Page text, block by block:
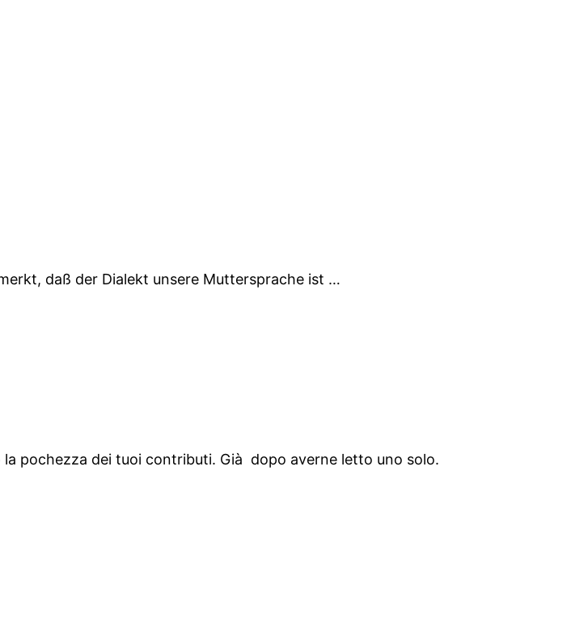
daß der Dialekt unsere Muttersprache ist …
pochezza dei tuoi contributi. Già dopo averne letto uno solo.